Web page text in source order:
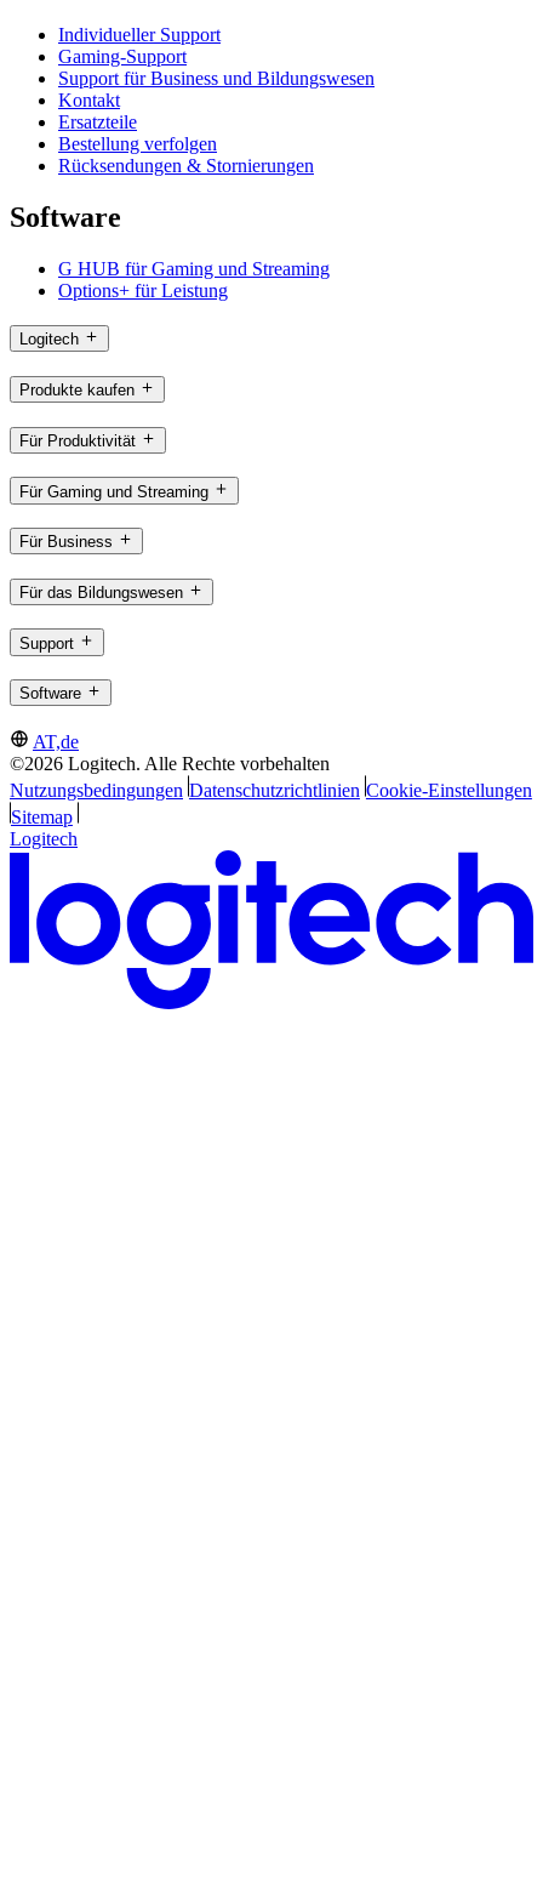
Individueller Support
Gaming-Support
Support für Business und Bildungswesen
Kontakt
Ersatzteile
Bestellung verfolgen
Rücksendungen & Stornierungen
Software
G HUB für Gaming und Streaming
Options+ für Leistung
Logitech
Produkte kaufen
Für Produktivität
Für Gaming und Streaming
Für Business
Für das Bildungswesen
Support
Software
AT,de
©2026 Logitech. Alle Rechte vorbehalten
Nutzungsbedingungen Datenschutzrichtlinien Cookie-Einstellungen
Sitemap
Logitech